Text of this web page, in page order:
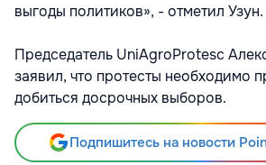
выгоды политиков», - отметил Узун.
Председатель UniAgroProtesc
заявил, что протесты необходимо
добиться досрочных выборов.
Подпишитесь на новости